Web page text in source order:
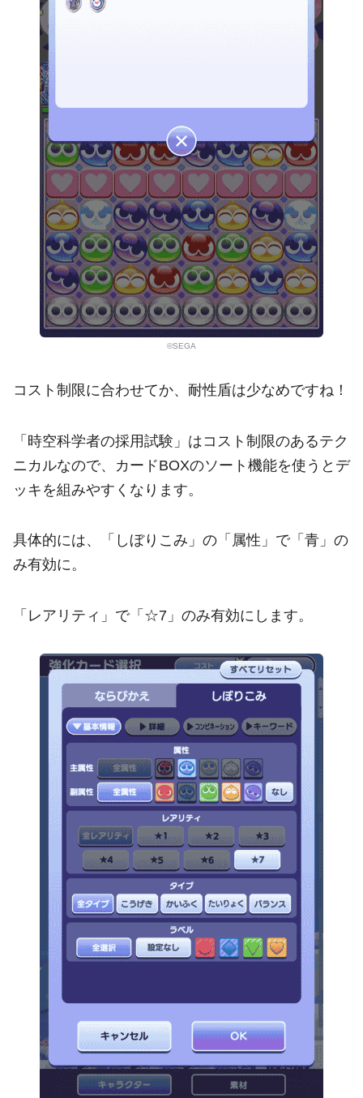
©SEGA
コスト制限に合わせてか、耐性盾は少なめですね！
「時空科学者の採用試験」はコスト制限のあるテク
ニカルなので、カードBOXのソート機能を使うとデ
ッキを組みやすくなります。
具体的には、「しぼりこみ」の「属性」で「青」の
み有効に。
「レアリティ」で「☆7」のみ有効にします。